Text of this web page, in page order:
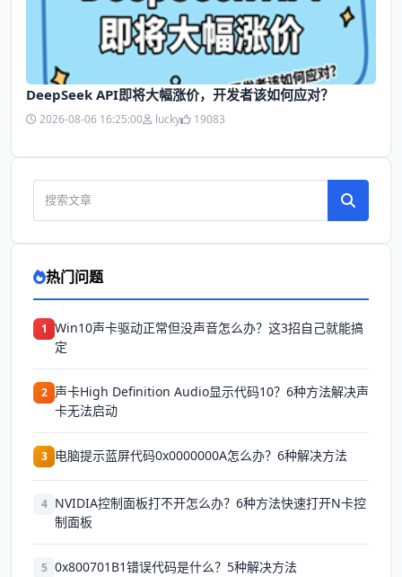
DeepSeek API即将大幅涨价，开发者该如何应对？
2026-08-06 16:25:00 lucky 19083
热门问题
1 Win10声卡驱动正常但没声音怎么办？这3招自己就能搞
定
2 声卡High Definition Audio显示代码10？6种方法解决声
卡无法启动
3 电脑提示蓝屏代码0x0000000A怎么办？6种解决方法
4 NVIDIA控制面板打不开怎么办？6种方法快速打开N卡控
制面板
5 0x800701B1错误代码是什么？5种解决方法